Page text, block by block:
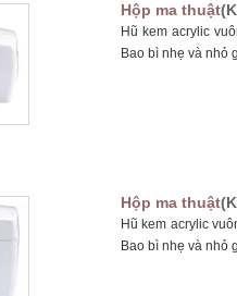
Hộp ma thuật
Hũ kem acrylic
Bao bì nhẹ và nhỏ
Hộp ma thuật
Hũ kem acrylic
Bao bì nhẹ và nhỏ